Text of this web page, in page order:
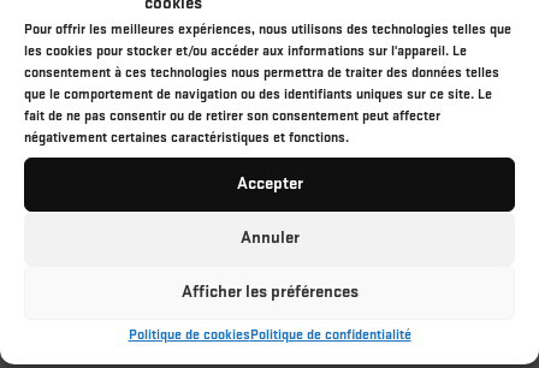
Pour offrir les meilleures expériences, nous utilisons des technologies telles que
les cookies pour stocker et/ou accéder aux informations sur l'appareil. Le
consentement à ces technologies nous permettra de traiter des données telles
que le comportement de navigation ou des identifiants uniques sur ce site. Le
fait de ne pas consentir ou de retirer son consentement peut affecter
négativement certaines caractéristiques et fonctions.
Accepter
Annuler
Afficher les préférences
Politique de cookiesPolitique de confidentialité